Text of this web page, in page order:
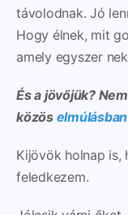
távolodnak. Jó
Hogy élnek, mit
amely egyszer
És a jövőjük?
közös elmúlásban
Kijövök holnap is,
feledkezem.